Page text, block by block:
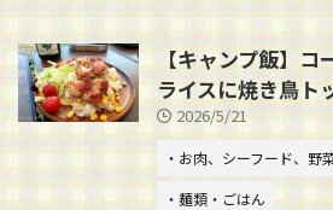
【キャンプ飯】
ライスに焼き鳥ト
2026/5/21
・お肉、シーフード、野
・麺類・ごはん